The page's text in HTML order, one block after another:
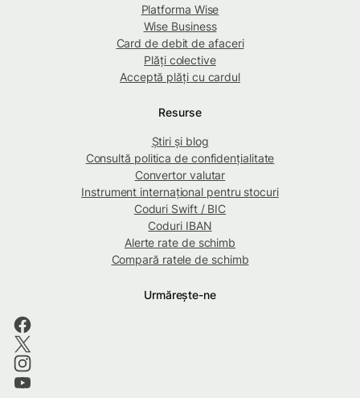
Platforma Wise
Wise Business
Card de debit de afaceri
Plăți colective
Acceptă plăți cu cardul
Resurse
Știri și blog
Consultă politica de confidențialitate
Convertor valutar
Instrument internațional pentru stocuri
Coduri Swift / BIC
Coduri IBAN
Alerte rate de schimb
Compară ratele de schimb
Urmărește-ne